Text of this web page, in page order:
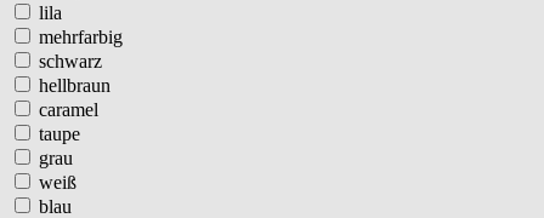
lila
mehrfarbig
schwarz
hellbraun
caramel
taupe
grau
weiß
blau